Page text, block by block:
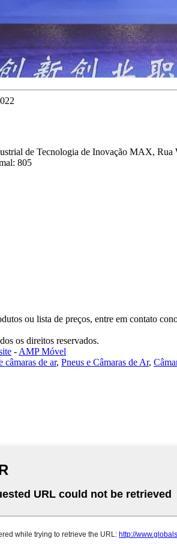
de Tecnologia de Inovação MAX,
805
ou lista de preços, entre em contato
os direitos reservados.
- AMP Móvel
câmaras de ar, Pneus e Câmaras de Ar,